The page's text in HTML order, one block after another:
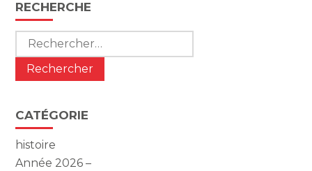
sidebar
RECHERCHE
Rechercher :
CATÉGORIE
histoire
Année 2026 –